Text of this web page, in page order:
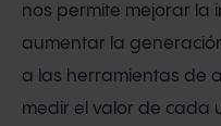
nos permite mejorar la
aumentar la
a las herramientas de
medir el valor de cada